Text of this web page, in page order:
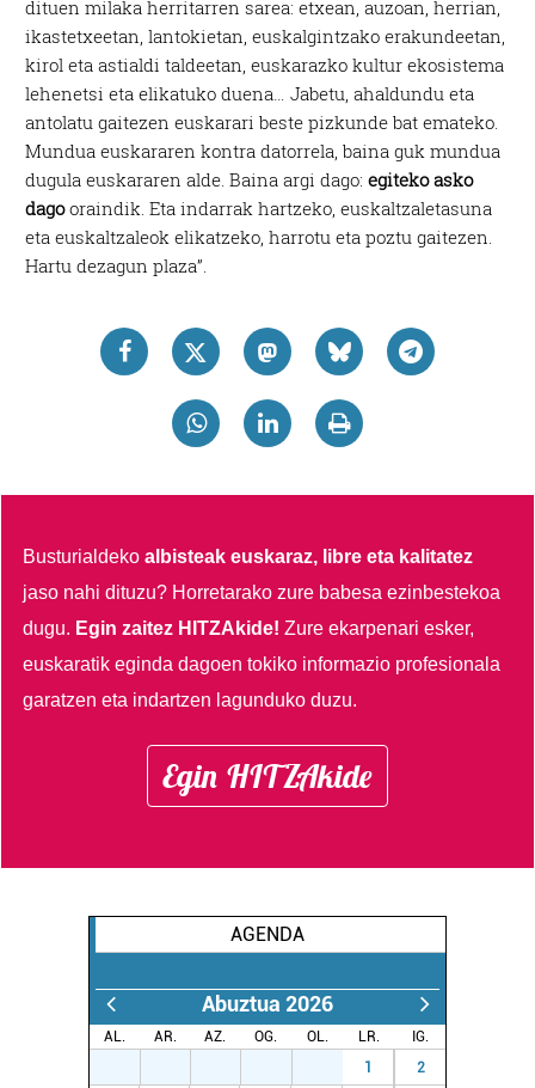
dituen milaka herritarren sarea: etxean, auzoan, herrian,
ikastetxeetan, lantokietan, euskalgintzako erakundeetan,
kirol eta astialdi taldeetan, euskarazko kultur ekosistema
lehenetsi eta elikatuko duena… Jabetu, ahaldundu eta
antolatu gaitezen euskarari beste pizkunde bat emateko.
Mundua euskararen kontra datorrela, baina guk mundua
dugula euskararen alde. Baina argi dago: egiteko asko
dagooraindik. Eta indarrak hartzeko, euskaltzaletasuna
eta euskaltzaleok elikatzeko, harrotu eta poztu gaitezen.
Hartu dezagun plaza”.
Busturialdekoalbisteak euskaraz, libre eta kalitatez
jaso nahi dituzu? Horretarako zure babesa ezinbestekoa
dugu. Egin zaitez HITZAkide!Zure ekarpenari esker,
euskaratik eginda dagoen tokiko informazio profesionala
garatzen eta indartzen lagunduko duzu.
Egin HITZAkide
AGENDA
Abuztua 2026
AL. AR. AZ. OG. OL. LR.
IG.
1 2